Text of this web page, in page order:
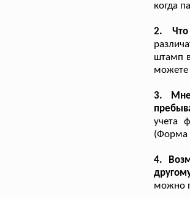
когда
2. Что
штамп
можете
3. Мне
учета
(Форма
4.
можно